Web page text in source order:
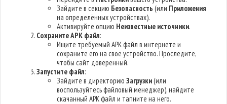
Зайдите в секцию Безопасность (или Приложения
на определённых устройствах).
Активируйте опцию Неизвестные источники.
Сохраните APK файл:
Ищите требуемый APK файл в интернете и
сохраните его на своё устройство. Проследите,
чтобы сайт доверенный.
Запустите файл:
Зайдите в директориюЗагрузки(или
воспользуйтесь файловый менеджер), найдите
скачанный APK файл и тапните на него.